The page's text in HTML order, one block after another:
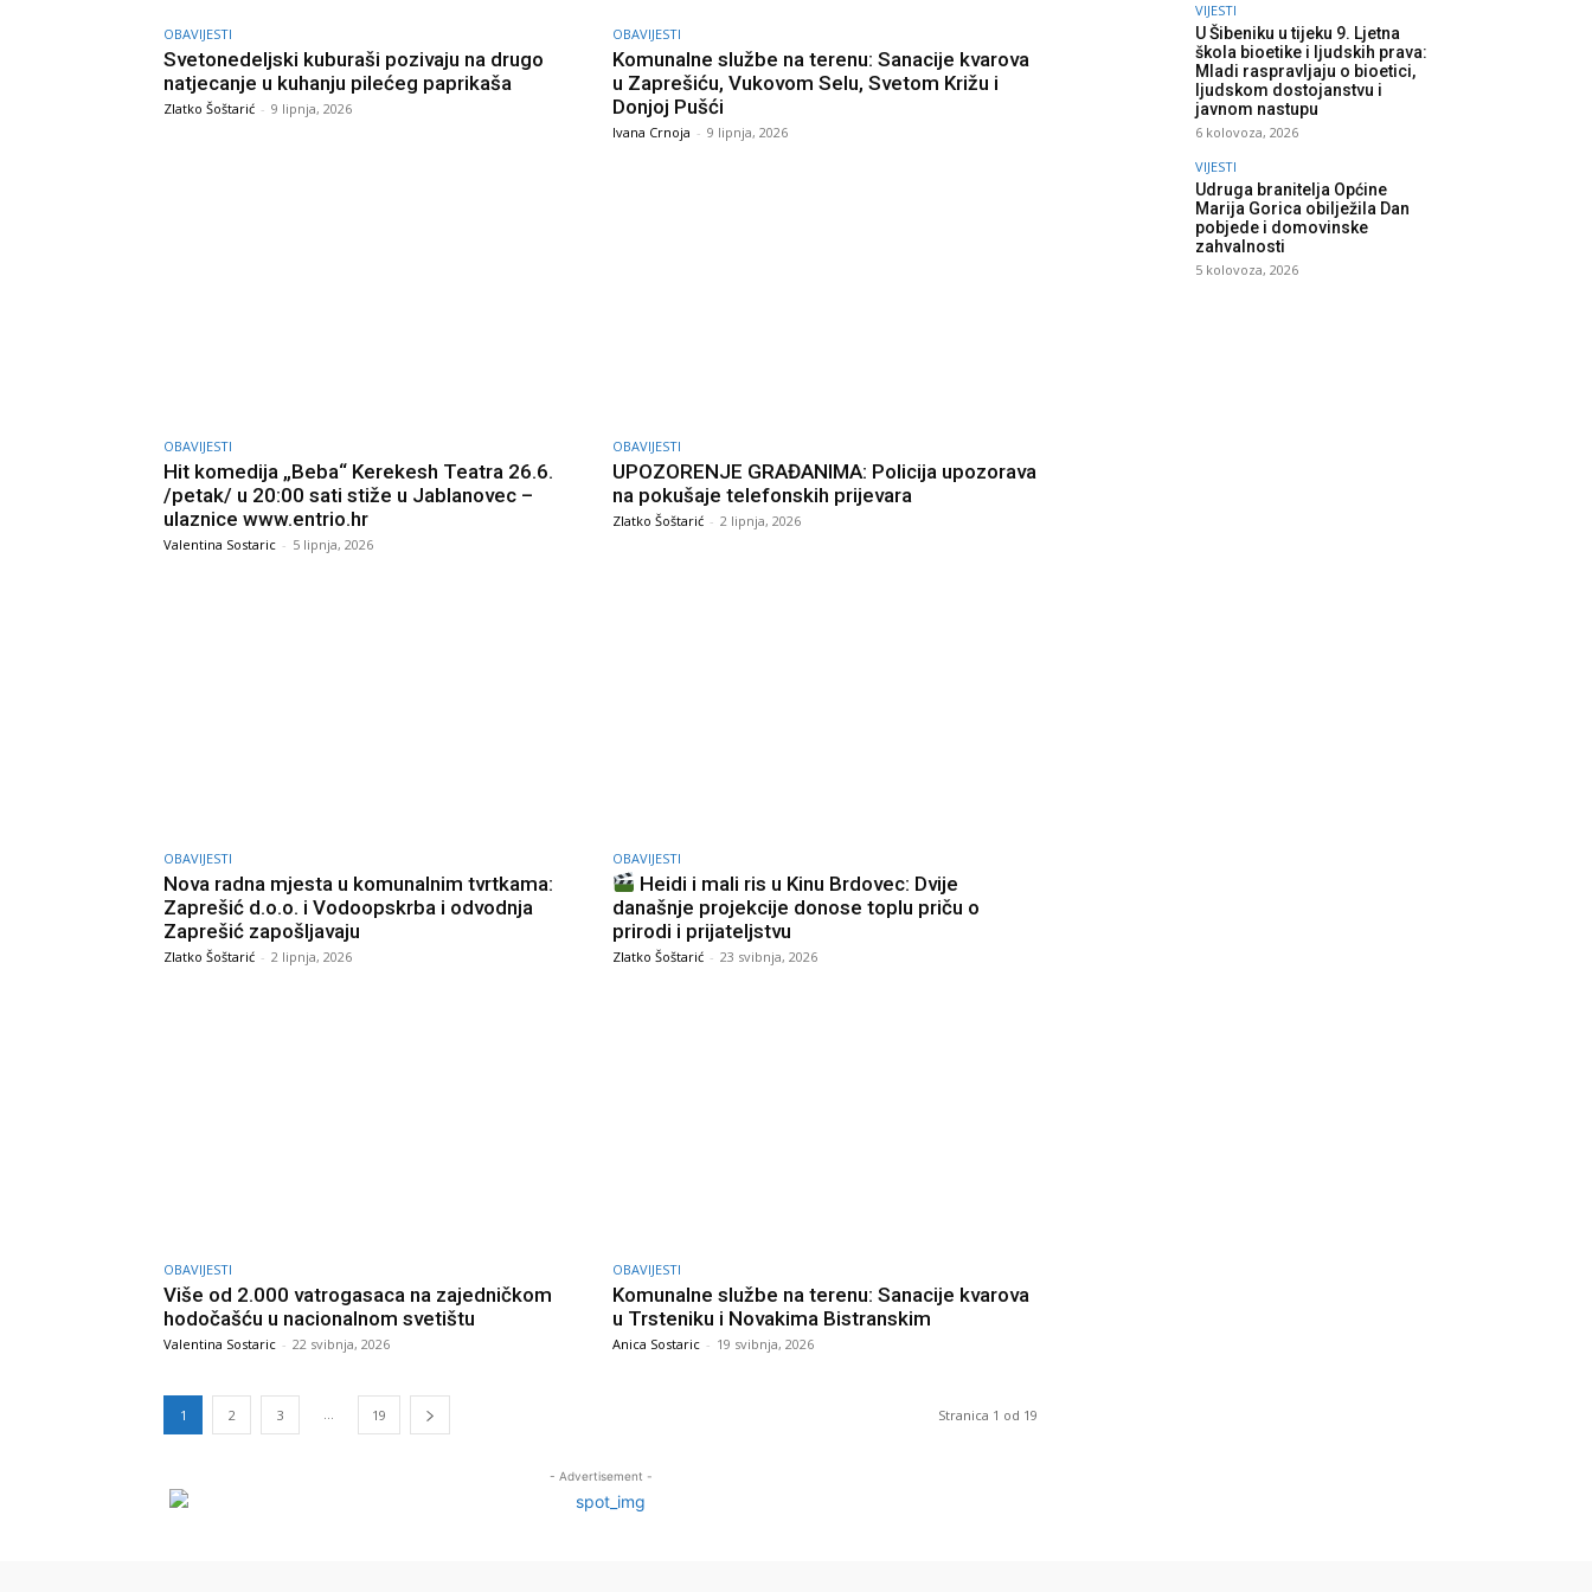
OBAVIJESTI
Svetonedeljski kuburaši pozivaju na drugo
natjecanje u kuhanju pilećeg paprikaša
Zlatko Šoštarić - 9 lipnja, 2026
OBAVIJESTI
Komunalne službe na terenu: Sanacije kvarova
u Zaprešiću, Vukovom Selu, Svetom Križu i
Donjoj Pušći
Ivana Crnoja - 9 lipnja, 2026
OBAVIJESTI
Hit komedija „Beba“ Kerekesh Teatra 26.6.
/petak/ u 20:00 sati stiže u Jablanovec –
ulaznice www.entrio.hr
Valentina Sostaric - 5 lipnja, 2026
OBAVIJESTI
UPOZORENJE GRAĐANIMA: Policija upozorava
na pokušaje telefonskih prijevara
Zlatko Šoštarić - 2 lipnja, 2026
OBAVIJESTI
Nova radna mjesta u komunalnim tvrtkama:
Zaprešić d.o.o. i Vodoopskrba i odvodnja
Zaprešić zapošljavaju
Zlatko Šoštarić - 2 lipnja, 2026
OBAVIJESTI
Heidi i mali ris u Kinu Brdovec: Dvije
današnje projekcije donose toplu priču o
prirodi i prijateljstvu
Zlatko Šoštarić - 23 svibnja, 2026
OBAVIJESTI
Više od 2.000 vatrogasaca na zajedničkom
hodočašću u nacionalnom svetištu
Valentina Sostaric - 22 svibnja, 2026
OBAVIJESTI
Komunalne službe na terenu: Sanacije kvarova
u Trsteniku i Novakima Bistranskim
Anica Sostaric - 19 svibnja, 2026
1 2 3 ... 19 Stranica 1 od 19
- Advertisement -
VIJESTI
U Šibeniku u tijeku 9. Ljetna
škola bioetike i ljudskih prava:
Mladi raspravljaju o bioetici,
ljudskom dostojanstvu i
javnom nastupu
6 kolovoza, 2026
VIJESTI
Udruga branitelja Općine
Marija Gorica obilježila Dan
pobjede i domovinske
zahvalnosti
5 kolovoza, 2026